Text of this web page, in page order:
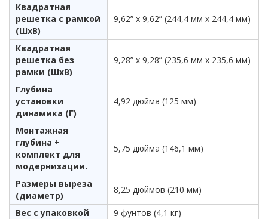
Квадратная
решетка с рамкой
(ШxВ)
9,62” x 9,62” (244,4 мм x 244,4 мм)
Квадратная
решетка без
рамки (ШxВ)
9,28” x 9,28” (235,6 мм x 235,6 мм)
Глубина
установки
динамика (Г)
4,92 дюйма (125 мм)
Монтажная
глубина +
комплект для
модернизации.
5,75 дюйма (146,1 мм)
Размеры выреза
(диаметр)
8,25 дюймов (210 мм)
Вес с упаковкой
9 фунтов (4,1 кг)